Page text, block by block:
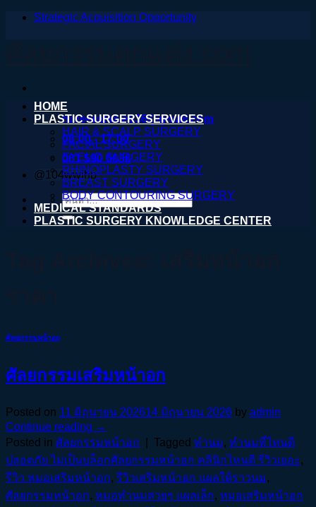
ข้าม
Strategic Acquisition Opportunity
nareeratsale936@gmail.com
08:00 - 17:00
061 590 6036
@104wwihb
ค้นหา:
HOME
PLASTIC SURGERY SERVICES
HAIR & SCALP SURGERY
FACIAL SURGERY
EYELID SURGERY
RHINOPLASTY SURGERY
BREAST SURGERY
BODY CONTOURING SURGERY
MEDICAL STANDARDS
PLASTIC SURGERY KNOWLEDGE CENTER
ศัลยกรรมหน้าอก
ศัลยกรรมเสริมหน้าอก
Posted on 11 มิถุนายน 202614 มิถุนายน 2026 by admin
Continue reading →
Posted in ศัลยกรรมหน้าอก Tagged ทำนม, ทำนมที่ไหนดี
ปลอดภัย ไม่เป็นบล็อกศัลยกรรมหน้าอก คลินิกไหนดี รีวิวเยอะ,
รีวิว หมอเสริมหน้าอก, รีวิวเสริมหน้าอก แผลใต้ราวนม,
ศัลยกรรมหน้าอก, หมอทำนมสวยๆ แผลเล็ก, หมอเสริมหน้าอก